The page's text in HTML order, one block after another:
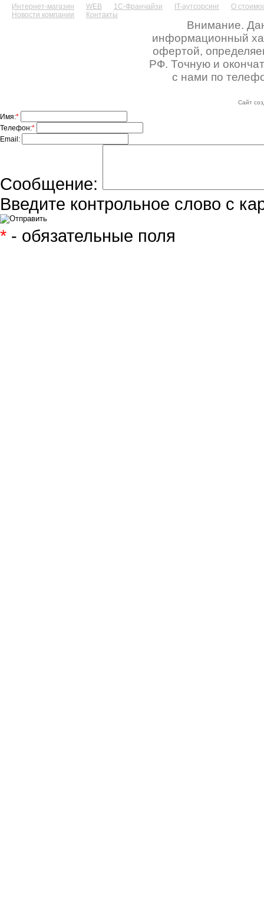
Интернет-магазин WEB 1С-Франчайзи IT-аутсорсинг
О
Новости компании
Контакты
Внимание.
информационный
офертой,
РФ. Точную и
с нами по
Сайт
Имя:*
Телефон:*
Email:
Сообщение:
Введите контрольное слово с
* - обязательные поля